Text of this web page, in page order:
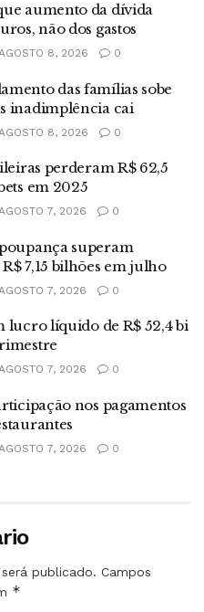
aumento da dívida
não dos gastos
8, 2026 0
das famílias sobe
inadimplência cai
8, 2026 0
perderam R$ 62,5
em 2025
7, 2026 0
superam
7,15 bilhões em julho
7, 2026 0
lucro líquido de R$ 52,4 bi
7, 2026 0
nos pagamentos
7, 2026 0
publicado. Campos
*